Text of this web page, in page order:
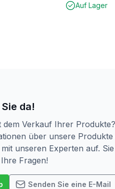
Für die Ewigkeit
Auf Lager
da!
dem Verkauf Ihrer
über unsere Produkte
unseren Experten auf.
Fragen!
Senden Sie eine E-Mail